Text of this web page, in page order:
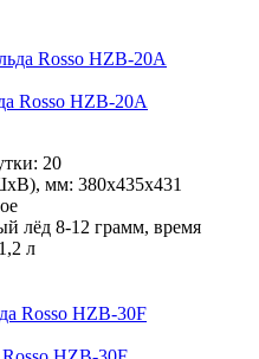
Rosso HZB-20A
20
мм: 380x435x431
лёд 8-12 грамм, время
л